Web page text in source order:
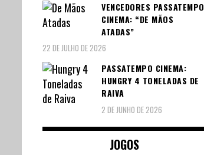
VENCEDORES PASSATEMPO
CINEMA: “DE MÃOS
ATADAS”
22 DE JULHO DE 2026
PASSATEMPO CINEMA:
HUNGRY 4 TONELADAS DE
RAIVA
2 DE JUNHO DE 2026
JOGOS